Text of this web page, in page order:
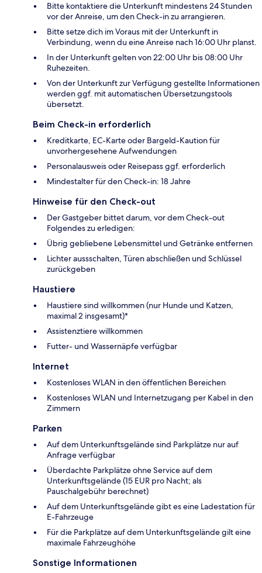
Bitte kontaktiere die Unterkunft mindestens 24 Stunden
vor der Anreise, um den Check-in zu arrangieren.
Bitte setze dich im Voraus mit der Unterkunft in
Verbindung, wenn du eine Anreise nach 16:00 Uhr planst.
In der Unterkunft gelten von 22:00 Uhr bis 08:00 Uhr
Ruhezeiten.
Von der Unterkunft zur Verfügung gestellte Informationen
werden ggf. mit automatischen Übersetzungstools
übersetzt.
Beim Check-in erforderlich
Kreditkarte, EC-Karte oder Bargeld-Kaution für
unvorhergesehene Aufwendungen
Personalausweis oder Reisepass ggf. erforderlich
Mindestalter für den Check-in: 18 Jahre
Hinweise für den Check-out
Der Gastgeber bittet darum, vor dem Check-out
Folgendes zu erledigen:
Übrig gebliebene Lebensmittel und Getränke entfernen
Lichter aussschalten, Türen abschließen und Schlüssel
zurückgeben
Haustiere
Haustiere sind willkommen (nur Hunde und Katzen,
maximal 2 insgesamt)*
Assistenztiere willkommen
Futter- und Wassernäpfe verfügbar
Internet
Kostenloses WLAN in den öffentlichen Bereichen
Kostenloses WLAN und Internetzugang per Kabel in den
Zimmern
Parken
Auf dem Unterkunftsgelände sind Parkplätze nur auf
Anfrage verfügbar
Überdachte Parkplätze ohne Service auf dem
Unterkunftsgelände (15 EUR pro Nacht; als
Pauschalgebühr berechnet)
Auf dem Unterkunftsgelände gibt es eine Ladestation für
E-Fahrzeuge
Für die Parkplätze auf dem Unterkunftsgelände gilt eine
maximale Fahrzeughöhe
Sonstige Informationen